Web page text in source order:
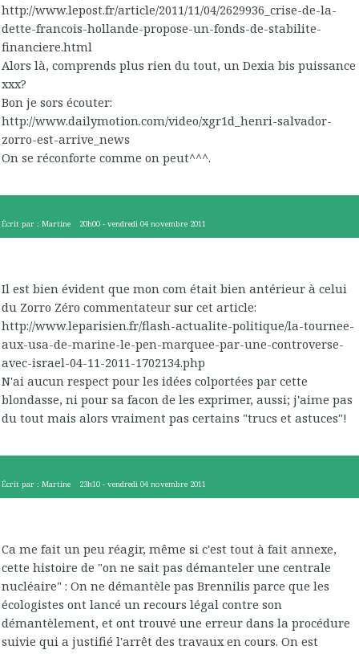
http://www.lepost.fr/article/2011/11/04/2629936_crise-de-la-
dette-francois-hollande-propose-un-fonds-de-stabilite-
financiere.html
Alors là, comprends plus rien du tout, un Dexia bis puissance
xxx?
Bon je sors écouter:
http://www.dailymotion.com/video/xgr1d_henri-salvador-
zorro-est-arrive_news
On se réconforte comme on peut^^^.
Écrit par : Martine 20h00 -vendredi 04 novembre 2011
Il est bien évident que mon com était bien antérieur à celui
du Zorro Zéro commentateur sur cet article:
http://www.leparisien.fr/flash-actualite-politique/la-tournee-
aux-usa-de-marine-le-pen-marquee-par-une-controverse-
avec-israel-04-11-2011-1702134.php
N'ai aucun respect pour les idées colportées par cette
blondasse, ni pour sa facon de les exprimer, aussi; j'aime pas
du tout mais alors vraiment pas certains "trucs et astuces"!
Écrit par : Martine 23h10 -vendredi 04 novembre 2011
Ca me fait un peu réagir, même si c'est tout à fait annexe,
cette histoire de "on ne sait pas démanteler une centrale
nucléaire" : On ne démantèle pas Brennilis parce que les
écologistes ont lancé un recours légal contre son
démantèlement, et ont trouvé une erreur dans la procédure
suivie qui a justifié l'arrêt des travaux en cours. On est